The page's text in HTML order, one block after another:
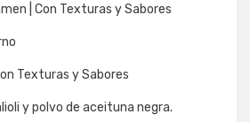
| Con Texturas y Sabores
Texturas y Sabores
y polvo de aceituna negra.